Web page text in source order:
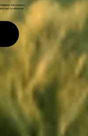
Découvrez
est à même de